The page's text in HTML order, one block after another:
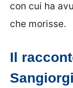
con cui ha
che morisse.
Il
Sangiorgi